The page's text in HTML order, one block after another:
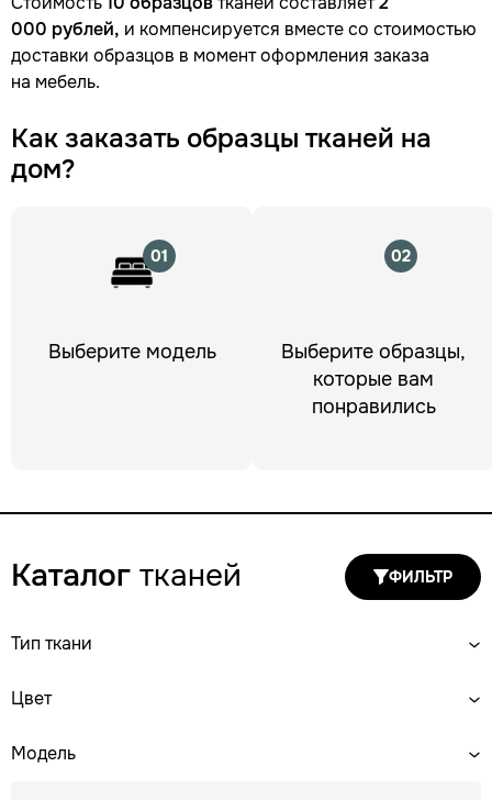
000 рублей, и компенсируется вместе со стоимостью
доставки образцов в момент оформления заказа
на мебель.
Как заказать образцы тканей на
дом?
01
Выберите модель
02
Выберите образцы,
которые вам
понравились
Каталог тканей ФИЛЬТР
Тип ткани
Цвет
Модель